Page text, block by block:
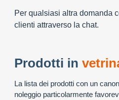
Per qualsiasi altra domanda
clienti attraverso la chat.
Prodotti in
La lista dei prodotti con un
noleggio particolarmente